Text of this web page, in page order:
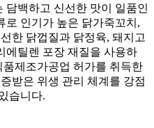
담백하고 신선한 맛이 일품인
로 인기가 높은 닭가죽꼬치,
한 닭껍질과 닭정육, 돼지고
에틸렌 포장 재질을 사용하
제조가공업 허가를 취득한
받은 위생 관리 체계를 강점
습니다.